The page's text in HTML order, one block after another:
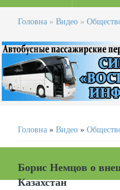
Головна » Видео »
Головна » Видео »
Борис Немцов о
Казахстан